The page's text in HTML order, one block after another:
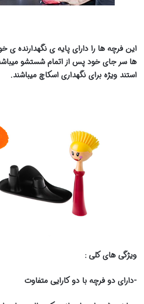
این فرچه ها را دارای پایه ی نگهدارنده ی
ها سر جای خود پس از اتمام شستشو
استند ویژه برای نگهداری اسکاچ میباشند.
ویژگی های کلی :
-دارای دو فرچه با دو کارایی متفاوت